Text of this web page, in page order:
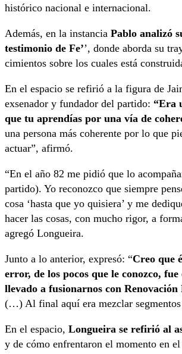
histórico nacional e internacional.
Además, en la instancia Pablo analizó
testimonio de Fe’’, donde aborda su
cimientos sobre los cuales está
En el espacio se refirió a la figura de
exsenador y fundador del partido: “Era
que tu aprendías por una vía de
una persona más coherente por lo que
actuar”, afirmó.
“En el año 82 me pidió que lo
partido). Yo reconozco que siempre
cosa ‘hasta que yo quisiera’ y me
hacer las cosas, con mucho rigor, a
agregó Longueira.
Junto a lo anterior, expresó: “Creo que
error, de los pocos que le conozco, fue
llevado a fusionarnos con
(…) Al final aquí era mezclar segmentos
En el espacio, Longueira se refirió al
y de cómo enfrentaron el momento en